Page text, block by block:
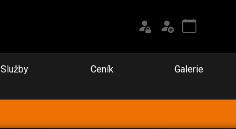
Služby Ceník Galerie